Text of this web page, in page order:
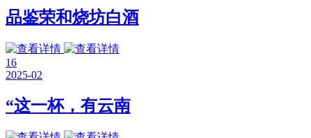
品鉴荣和烧坊白酒
16
2025-02
“这一杯，有云南